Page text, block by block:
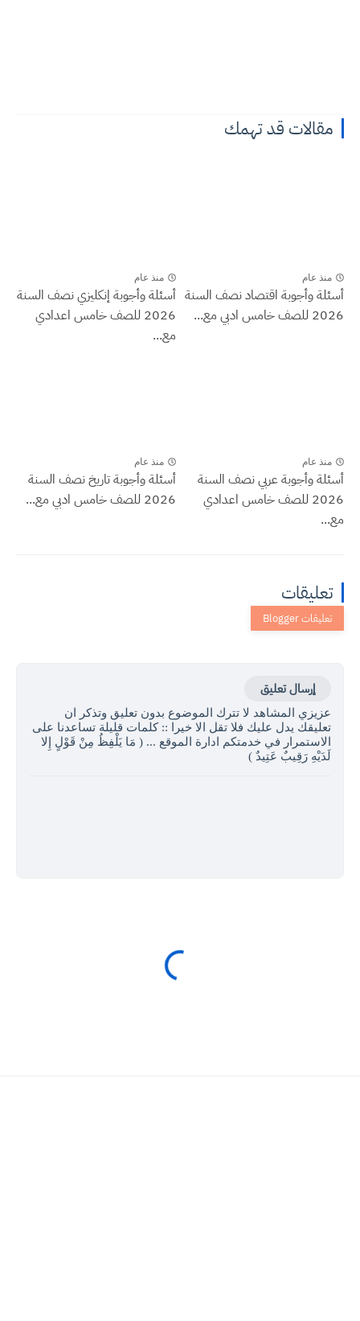
مقالات قد تهمك
منذ عام
أسئلة وأجوبة اقتصاد نصف السنة
2026 للصف خامس ادبي مع...
منذ عام
أسئلة وأجوبة إنكليزي نصف السنة
2026 للصف خامس اعدادي
مع...
منذ عام
أسئلة وأجوبة عربي نصف السنة
2026 للصف خامس اعدادي
مع...
منذ عام
أسئلة وأجوبة تاريخ نصف السنة
2026 للصف خامس ادبي مع...
تعليقات
إرسال تعليق
عزيزي المشاهد لا تترك الموضوع بدون تعليق وتذكر ان
تعليقك يدل عليك فلا تقل الا خيرا :: كلمات قليلة تساعدنا على
الاستمرار في خدمتكم ادارة الموقع ... ( مَا يَلْفِظُ مِنْ قَوْلٍ إِلا
لَدَيْهِ رَقِيبٌ عَتِيدٌ )